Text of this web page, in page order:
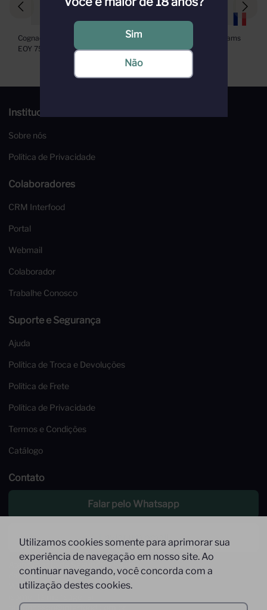
Utilizamos cookies somente para aprimorar sua
experiência de navegação em nosso site. Ao
continuar navegando, você concorda com a
utilização destes cookies.
Cognac Rémy Martin VSOP
EOY 750ml - Edição Limitada
Aguardente de Pera Williams
Massenez 500ml
Institucional
Sobre nós
Política de Privacidade
Colaboradores
CRM Interfood
Portal
Webmail
Colaborador
Trabalhe Conosco
Suporte e Segurança
Ajuda
Política de Troca e Devoluções
Política de Frete
Política de Privacidade
Termos e Condições
Catálogo
Contato
Falar pelo Whatsapp
Enviar um email
Atendimento de Segunda à Sexta,
das 09 às 17h
Whatsapp: (11) 9 9278-9369
faleconosco@interfood.com.br
Sim
Não